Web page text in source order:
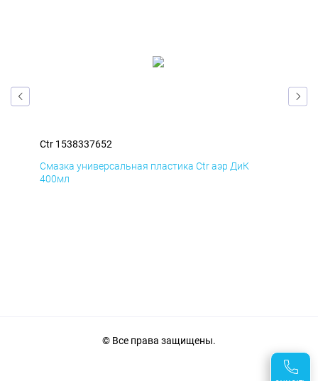
Ctr 1538337652
Смазка универсальная пластика Ctr аэр ДиК
400мл
© Все права защищены.